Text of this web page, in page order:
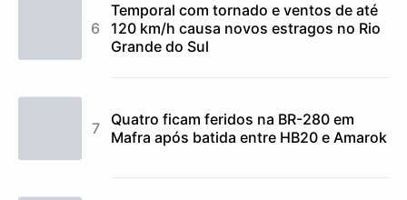
Temporal com tornado e ventos de até
120 km/h causa novos estragos no Rio
Grande do Sul
Quatro ficam feridos na BR-280 em
Mafra após batida entre HB20 e Amarok